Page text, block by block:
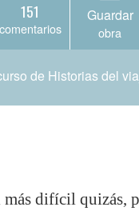
151
comentarios
Guardar
obra
de Historias del
difícil quizás,